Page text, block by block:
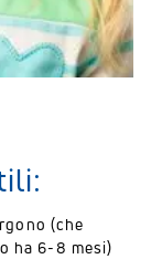
(che
ha 6-8 mesi)